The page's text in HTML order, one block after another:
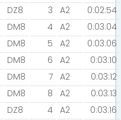
DZ8 3 A2
0:02:54
DM8 4 A2
0:03:04
DM8 5 A2
0:03:06
DM8 6 A2
0:03:10
DM8 7 A2
0:03:12
DM8 8 A2
0:03:13
DZ8 4 A2
0:03:16